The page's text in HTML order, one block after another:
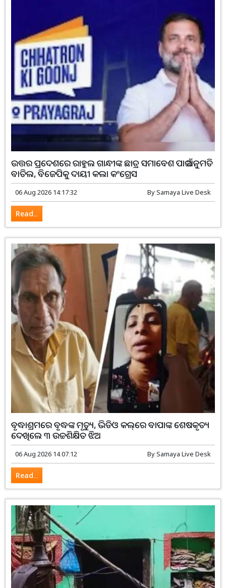
ଉତ୍ତର ପ୍ରଦେଶରେ ରାହୁଲ ଗାନ୍ଧୀଙ୍କ ଛାତ୍ର ସମାବେଶ ପାଇଁ ଅନୁମତି
ବାତିଲ, ବିଜେପିକୁ ଦାୟୀ କଲା କଂଗ୍ରେସ
06 Aug 2026 14:17:32 BySamaya Live Desk
Read...
ବୃଦ୍ଧାଶ୍ରମରେ ବୃଦ୍ଧଙ୍କ ମୃତ୍ୟୁ, ଭିଡିଓ କଲ୍‌ରେ ବାପାଙ୍କ ଶେଷକୃତ୍ୟ
ଦେଖିଲେ ୩ ଉଚ୍ଚଶିକ୍ଷିତ ଝିଅ
06 Aug 2026 14:07:12 BySamaya Live Desk
Read...